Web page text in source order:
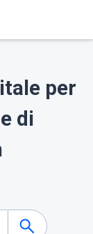
per
di